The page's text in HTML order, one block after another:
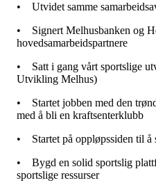
• Utvidet samme
• Signert Melhusbanken og
hovedsamarbeidspartnere
• Satt i gang vårt sportslige
Utvikling Melhus)
• Startet jobben med den
med å bli en kraftsenterklubb
• Startet på oppløpssiden til å
• Bygd en solid sportslig
sportslige ressurser